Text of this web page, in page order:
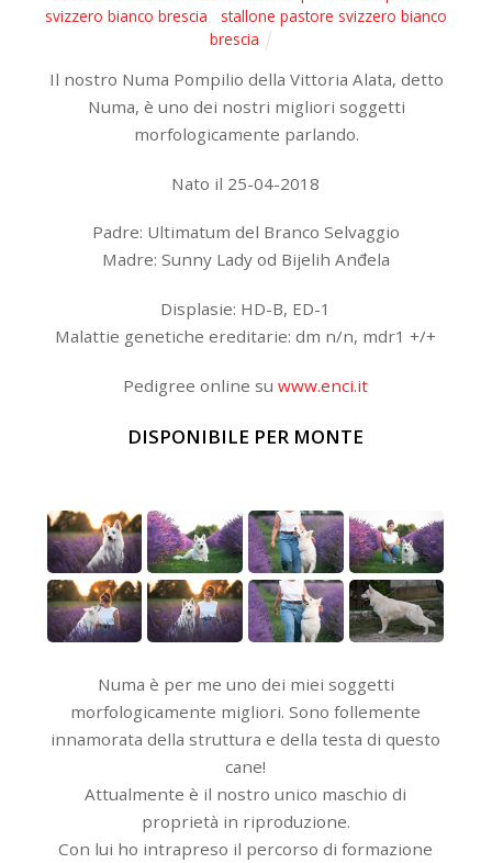
svizzero bianco brescia
stallone pastore svizzero bianco
brescia
Il nostro Numa Pompilio della Vittoria Alata, detto
Numa, è uno dei nostri migliori soggetti
morfologicamente parlando.
Nato il 25-04-2018
Padre: Ultimatum del Branco Selvaggio
Madre: Sunny Lady od Bijelih Anđela
Displasie: HD-B, ED-1
Malattie genetiche ereditarie: dm n/n, mdr1 +/+
Pedigree online suwww.enci.it
DISPONIBILE PER MONTE
Numa è per me uno dei miei soggetti
morfologicamente migliori. Sono follemente
innamorata della struttura e della testa di questo
cane!
Attualmente è il nostro unico maschio di
proprietà in riproduzione.
Con lui ho intrapreso il percorso di formazione